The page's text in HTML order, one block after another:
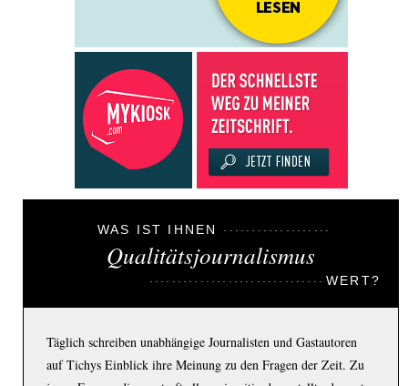
WAS IST IHNEN
Qualitätsjournalismus
WERT?
Täglich schreiben unabhängige Journalisten und Gastautoren
auf Tichys Einblick ihre Meinung zu den Fragen der Zeit. Zu